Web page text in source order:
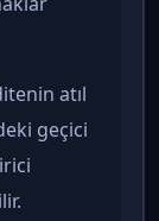
atıl
geçici